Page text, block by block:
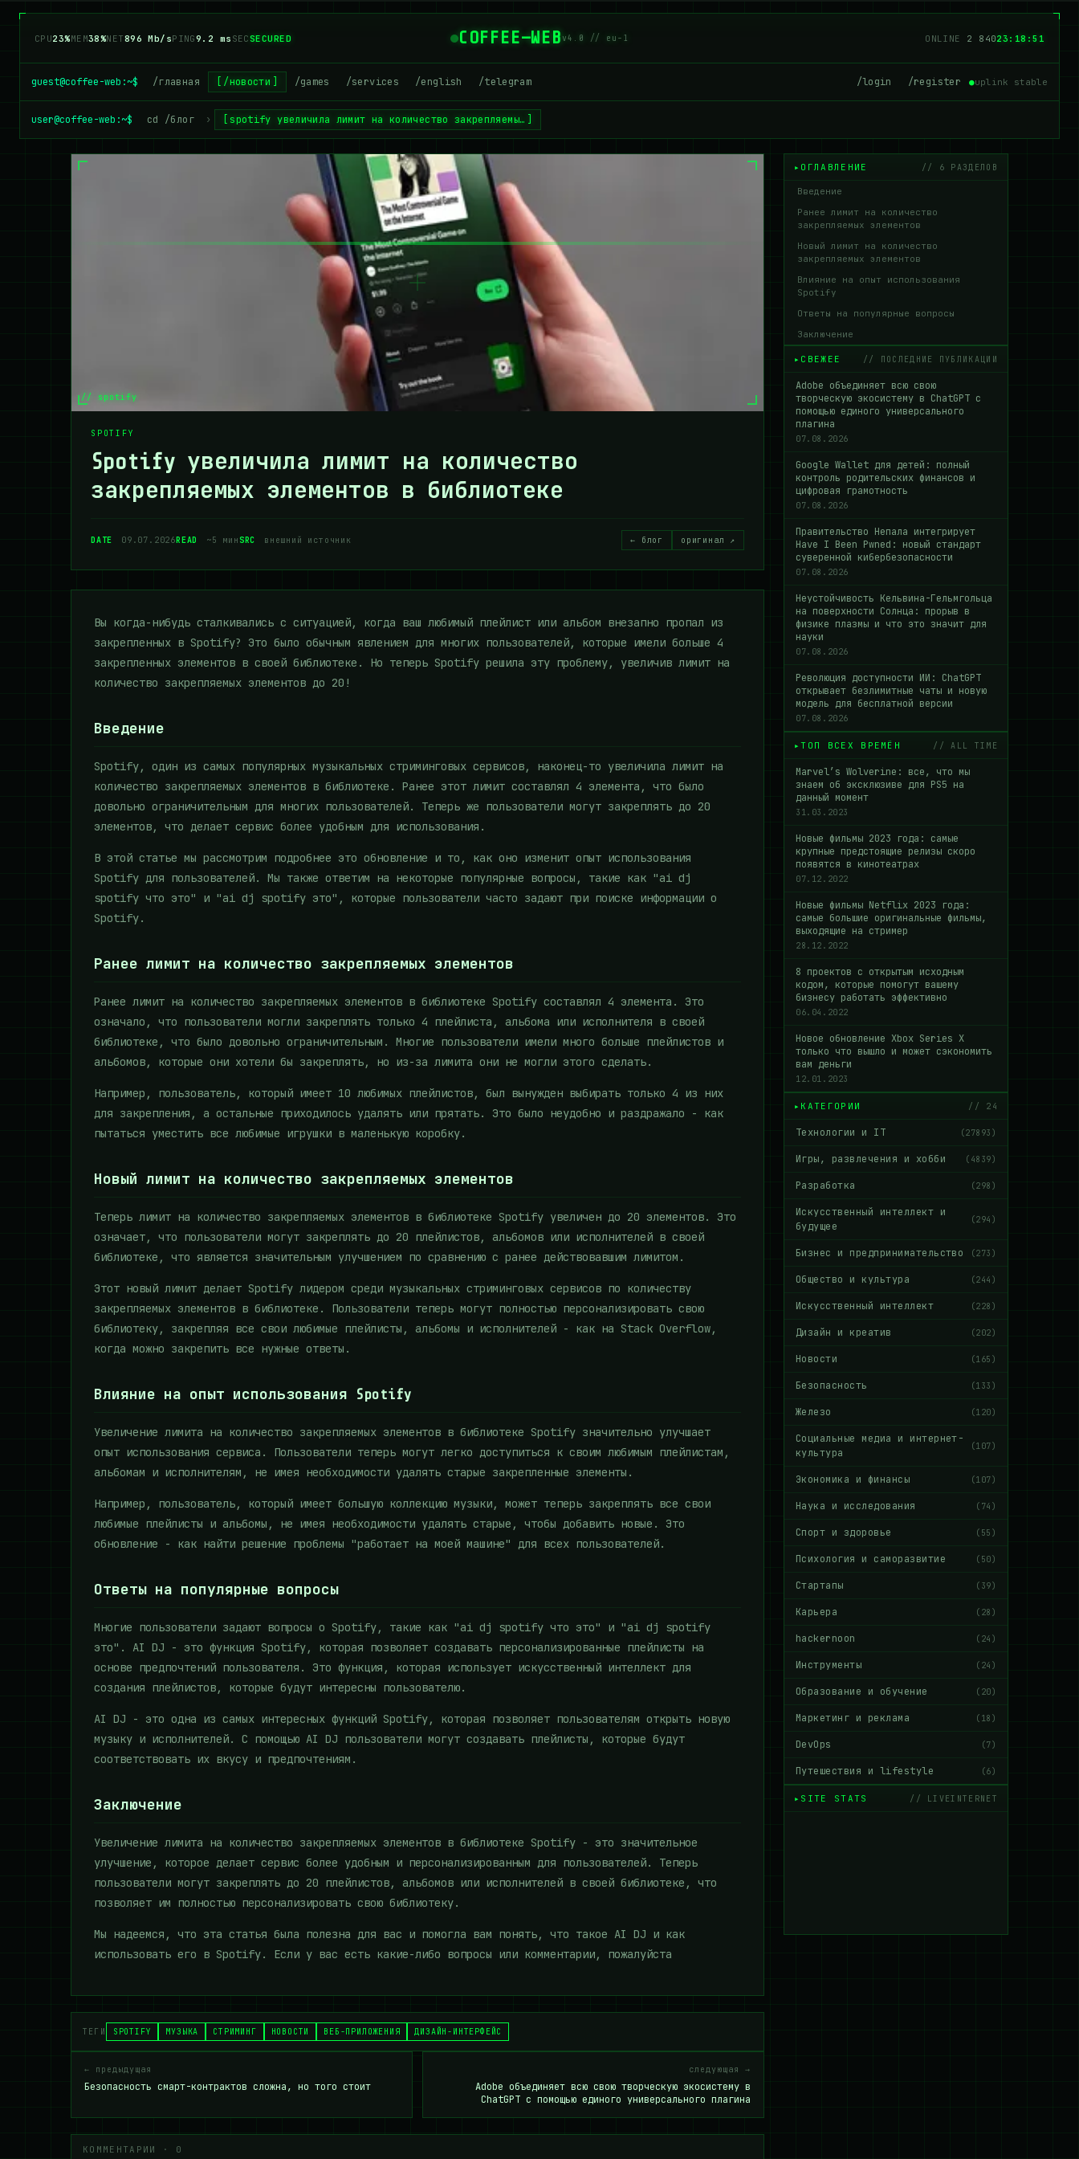
CPU26%MEM36%NET924 Mb/sPING9.2 ms SECSECURED COFFEE—WEBv4.0 // eu-1 ONLINE 2 83323:18:52
guest@coffee-web:~$ /главная /новости /games /services /english /telegram /login /register ●uplink stable
user@coffee-web:~$ cd /блог › spotify увеличила лимит на количество закрепляемы…
// spotify
SPOTIFY
Spotify увеличила лимит на количество
закрепляемых элементов в библиотеке
DATE 09.07.2026READ ~5 минSRC внешний источник ← блог оригинал ↗
Вы когда-нибудь сталкивались с ситуацией, когда ваш любимый плейлист или альбом внезапно пропал из
закрепленных в Spotify? Это было обычным явлением для многих пользователей, которые имели больше 4
закрепленных элементов в своей библиотеке. Но теперь Spotify решила эту проблему, увеличив лимит на
количество закрепляемых элементов до 20!
Введение
Spotify, один из самых популярных музыкальных стриминговых сервисов, наконец-то увеличила лимит на
количество закрепляемых элементов в библиотеке. Ранее этот лимит составлял 4 элемента, что было
довольно ограничительным для многих пользователей. Теперь же пользователи могут закреплять до 20
элементов, что делает сервис более удобным для использования.
В этой статье мы рассмотрим подробнее это обновление и то, как оно изменит опыт использования
Spotify для пользователей. Мы также ответим на некоторые популярные вопросы, такие как "ai dj
spotify что это" и "ai dj spotify это", которые пользователи часто задают при поиске информации о
Spotify.
Ранее лимит на количество закрепляемых элементов
Ранее лимит на количество закрепляемых элементов в библиотеке Spotify составлял 4 элемента. Это
означало, что пользователи могли закреплять только 4 плейлиста, альбома или исполнителя в своей
библиотеке, что было довольно ограничительным. Многие пользователи имели много больше плейлистов и
альбомов, которые они хотели бы закреплять, но из-за лимита они не могли этого сделать.
Например, пользователь, который имеет 10 любимых плейлистов, был вынужден выбирать только 4 из них
для закрепления, а остальные приходилось удалять или прятать. Это было неудобно и раздражало - как
пытаться уместить все любимые игрушки в маленькую коробку.
Новый лимит на количество закрепляемых элементов
Теперь лимит на количество закрепляемых элементов в библиотеке Spotify увеличен до 20 элементов. Это
означает, что пользователи могут закреплять до 20 плейлистов, альбомов или исполнителей в своей
библиотеке, что является значительным улучшением по сравнению с ранее действовавшим лимитом.
Этот новый лимит делает Spotify лидером среди музыкальных стриминговых сервисов по количеству
закрепляемых элементов в библиотеке. Пользователи теперь могут полностью персонализировать свою
библиотеку, закрепляя все свои любимые плейлисты, альбомы и исполнителей - как на Stack Overflow,
когда можно закрепить все нужные ответы.
Влияние на опыт использования Spotify
Увеличение лимита на количество закрепляемых элементов в библиотеке Spotify значительно улучшает
опыт использования сервиса. Пользователи теперь могут легко доступиться к своим любимым плейлистам,
альбомам и исполнителям, не имея необходимости удалять старые закрепленные элементы.
Например, пользователь, который имеет большую коллекцию музыки, может теперь закреплять все свои
любимые плейлисты и альбомы, не имея необходимости удалять старые, чтобы добавить новые. Это
обновление - как найти решение проблемы "работает на моей машине" для всех пользователей.
Ответы на популярные вопросы
Многие пользователи задают вопросы о Spotify, такие как "ai dj spotify что это" и "ai dj spotify
это". AI DJ - это функция Spotify, которая позволяет создавать персонализированные плейлисты на
основе предпочтений пользователя. Это функция, которая использует искусственный интеллект для
создания плейлистов, которые будут интересны пользователю.
AI DJ - это одна из самых интересных функций Spotify, которая позволяет пользователям открыть новую
музыку и исполнителей. С помощью AI DJ пользователи могут создавать плейлисты, которые будут
соответствовать их вкусу и предпочтениям.
Заключение
Увеличение лимита на количество закрепляемых элементов в библиотеке Spotify - это значительное
улучшение, которое делает сервис более удобным и персонализированным для пользователей. Теперь
пользователи могут закреплять до 20 плейлистов, альбомов или исполнителей в своей библиотеке, что
позволяет им полностью персонализировать свою библиотеку.
Мы надеемся, что эта статья была полезна для вас и помогла вам понять, что такое AI DJ и как
использовать его в Spotify. Если у вас есть какие-либо вопросы или комментарии, пожалуйста
ТЕГИ SPOTIFY МУЗЫКА СТРИМИНГ НОВОСТИ ВЕБ-ПРИЛОЖЕНИЯ ДИЗАЙН-ИНТЕРФЕЙС
← предыдущая
Безопасность смарт-контрактов сложна, но того стоит
следующая →
Adobe объединяет всю свою творческую экосистему в
ChatGPT с помощью единого универсального плагина
КОММЕНТАРИИ · 0
ОГЛАВЛЕНИЕ // 6 РАЗДЕЛОВ
Введение
Ранее лимит на количество
закрепляемых элементов
Новый лимит на количество
закрепляемых элементов
Влияние на опыт использования
Spotify
Ответы на популярные вопросы
Заключение
СВЕЖЕЕ // ПОСЛЕДНИЕ ПУБЛИКАЦИИ
Adobe объединяет всю свою
творческую экосистему в ChatGPT с
помощью единого универсального
плагина
07.08.2026
Google Wallet для детей: полный
контроль родительских финансов и
цифровая грамотность
07.08.2026
Правительство Непала интегрирует
Have I Been Pwned: новый стандарт
суверенной кибербезопасности
07.08.2026
Неустойчивость Кельвина-Гельмгольца
на поверхности Солнца: прорыв в
физике плазмы и что это значит для
науки
07.08.2026
Революция доступности ИИ: ChatGPT
открывает безлимитные чаты и новую
модель для бесплатной версии
07.08.2026
ТОП ВСЕХ ВРЕМЁН // ALL TIME
Marvel’s Wolverine: все, что мы
знаем об эксклюзиве для PS5 на
данный момент
31.03.2023
Новые фильмы 2023 года: самые
крупные предстоящие релизы скоро
появятся в кинотеатрах
07.12.2022
Новые фильмы Netflix 2023 года:
самые большие оригинальные фильмы,
выходящие на стример
28.12.2022
8 проектов с открытым исходным
кодом, которые помогут вашему
бизнесу работать эффективно
06.04.2022
Новое обновление Xbox Series X
только что вышло и может сэкономить
вам деньги
12.01.2023
КАТЕГОРИИ // 24
Технологии и IT (27893)
Игры, развлечения и хобби (4839)
Разработка (298)
Искусственный интеллект и
будущее
(294)
Бизнес и предпринимательство (273)
Общество и культура (244)
Искусственный интеллект (228)
Дизайн и креатив (202)
Новости (165)
Безопасность (133)
Железо (120)
Социальные медиа и интернет-
культура
(107)
Экономика и финансы (107)
Наука и исследования (74)
Спорт и здоровье (55)
Психология и саморазвитие (50)
Стартапы (39)
Карьера (28)
hackernoon (24)
Инструменты (24)
Образование и обучение (20)
Маркетинг и реклама (18)
DevOps (7)
Путешествия и lifestyle (6)
SITE STATS // LIVEINTERNET